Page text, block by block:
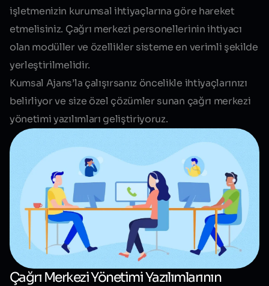
işletmenizin kurumsal ihtiyaçlarına göre hareket
etmelisiniz. Çağrı merkezi personellerinin ihtiyacı
olan modüller ve özellikler sisteme en verimli şekilde
yerleştirilmelidir.
Kumsal Ajans’la çalışırsanız öncelikle ihtiyaçlarınızı
belirliyor ve size özel çözümler sunan çağrı merkezi
yönetimi yazılımları geliştiriyoruz.
Çağrı Merkezi Yönetimi Yazılımlarının